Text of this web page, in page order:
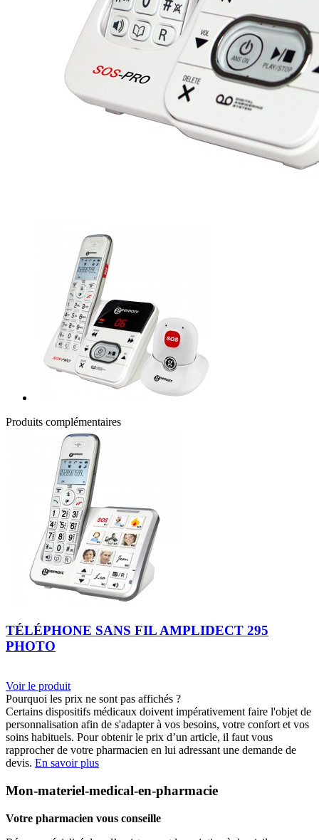
Produits complémentaires
TÉLÉPHONE SANS FIL AMPLIDECT 295
PHOTO
Voir le produit
Pourquoi les prix ne sont pas affichés ?
Certains dispositifs médicaux doivent impérativement faire l'objet de
personnalisation afin de s'adapter à vos besoins, votre confort et vos
soins habituels. Pour obtenir le prix d’un article, il faut vous
rapprocher de votre pharmacien en lui adressant une demande de
devis. En savoir plus
Mon-materiel-medical-en-pharmacie
Votre pharmacien vous conseille